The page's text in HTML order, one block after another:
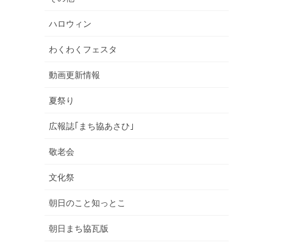
ハロウィン
わくわくフェスタ
動画更新情報
夏祭り
広報誌｢まち協あさひ｣
敬老会
文化祭
朝日のこと知っとこ
朝日まち協瓦版